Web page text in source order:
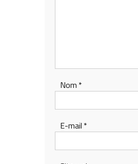
Nom *
E-mail *